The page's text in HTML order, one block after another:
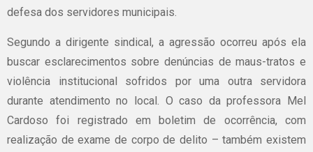
defesa dos servidores municipais.
Segundo a dirigente sindical, a agressão ocorreu após ela
buscar esclarecimentos sobre denúncias de maus-tratos e
violência institucional sofridos por uma outra servidora
durante atendimento no local. O caso da professora Mel
Cardoso foi registrado em boletim de ocorrência, com
realização de exame de corpo de delito – também existem